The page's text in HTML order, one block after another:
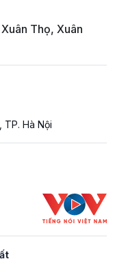
Thọ, Xuân
TP. Hà Nội